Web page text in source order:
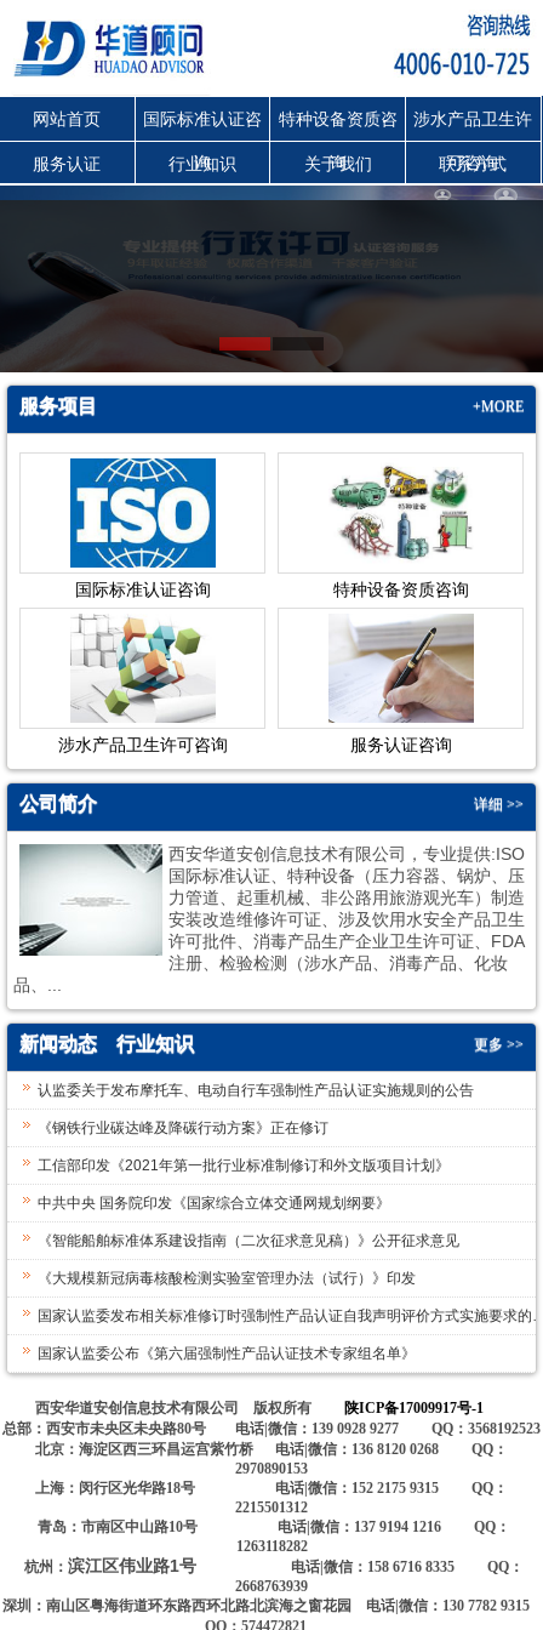
网站首页 国际标准认证咨
询
特种设备资质咨
询
涉水产品卫生许
可咨询
服务认证 行业知识 关于我们 联系方式
2
服务项目 +MORE
国际标准认证咨询 特种设备资质咨询
涉水产品卫生许可咨询 服务认证咨询
公司简介 详细 >>
西安华道安创信息技术有限公司，专业提供:ISO
国际标准认证、特种设备（压力容器、锅炉、压
力管道、起重机械、非公路用旅游观光车）制造
安装改造维修许可证、涉及饮用水安全产品卫生
许可批件、消毒产品生产企业卫生许可证、FDA
注册、检验检测（涉水产品、消毒产品、化妆
品、...
新闻动态 行业知识 更多 >>
认监委关于发布摩托车、电动自行车强制性产品认证实施规则的公告
《钢铁行业碳达峰及降碳行动方案》正在修订
工信部印发《2021年第一批行业标准制修订和外文版项目计划》
中共中央 国务院印发《国家综合立体交通网规划纲要》
《智能船舶标准体系建设指南（二次征求意见稿）》公开征求意见
《大规模新冠病毒核酸检测实验室管理办法（试行）》印发
国家认监委发布相关标准修订时强制性产品认证自我
国家认监委公布《第六届强制性产品认证技术专家组名单》
西安华道安创信息技术有限公司 版权所有
陕ICP备17009917号-1
总部：西安市未央区未央路80号 电话|微信：139 0928 9277 QQ：3568192523
北京：海淀区西三环昌运宫紫竹桥 电话|微信：136 8120 0268 QQ：
2970890153
上海：闵行区光华路18号 电话|微信：152 2175 9315 QQ：
2215501312
青岛：市南区中山路10号 电话|微信：137 9194 1216 QQ：
1263118282
杭州： 滨江区伟业路1号
电话|微信：158 6716 8335 QQ：
2668763939
深圳：南山区粤海街道环东路西环北路北滨海之窗花园 电话|微信：130 7782 9315
QQ：574472821